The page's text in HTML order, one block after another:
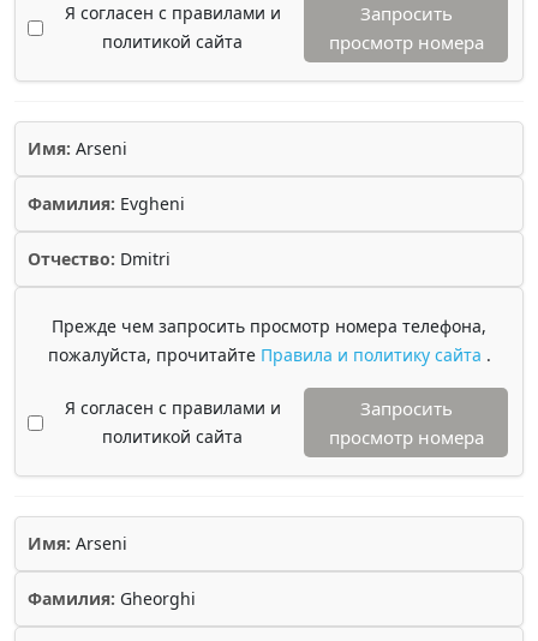
Я согласен с правилами и
политикой сайта
Запросить
просмотр номера
Имя: Arseni
Фамилия: Evgheni
Отчество: Dmitri
Прежде чем запросить просмотр номера телефона,
пожалуйста, прочитайте Правила и политику сайта .
Я согласен с правилами и
политикой сайта
Запросить
просмотр номера
Имя: Arseni
Фамилия: Gheorghi